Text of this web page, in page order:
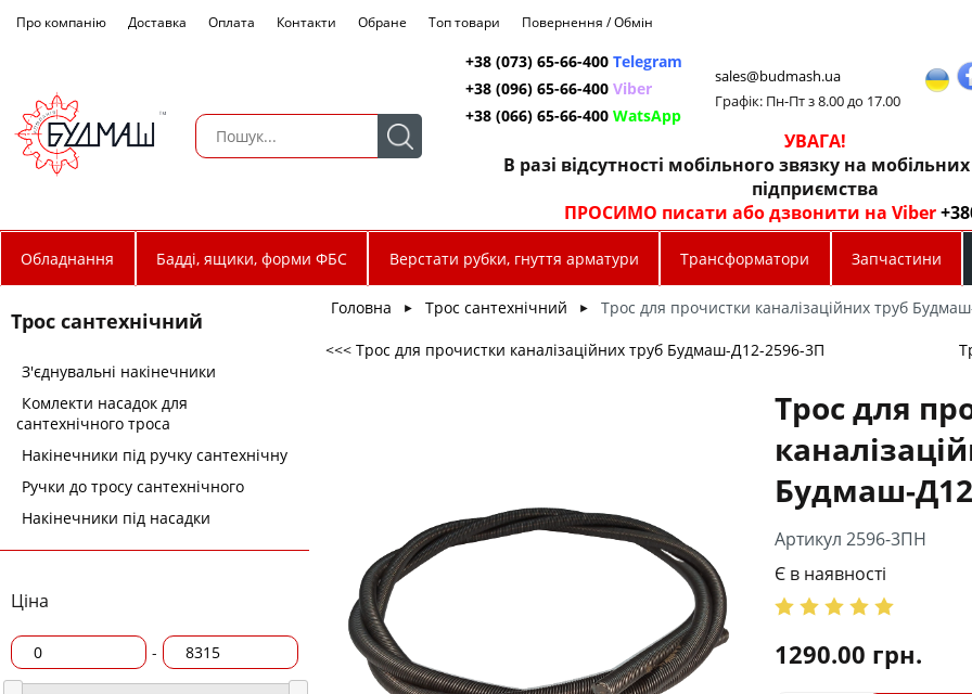
Про компанію Доставка Оплата Контакти Обране Топ товари Повернення / Обмін
+38 (073) 65-66-400 Telegram
+38 (096) 65-66-400 Viber
+38 (066) 65-66-400 WatsApp
sales@budmash.ua
Графік: Пн-Пт з 8.00 до 17.00
УВАГА!
В разі відсутності мобільного звязку на
підприємства
ПРОСИМО писати або дзвонити на Viber
Обладнання Бадді, ящики, форми ФБС Верстати рубки, гнуття арматури Трансформатори Запчастини
Трос сантехнічний
З'єднувальні накінечники
Комлекти насадок для
сантехнічного троса
Накінечники під ручку сантехнічну
Ручки до тросу сантехнічного
Накінечники під насадки
Ціна
-
Головна ► Трос сантехнічний ► Трос для прочистки каналізаційних труб
<<< Трос для прочистки каналізаційних труб Будмаш-Д12-2596-3П
Трос для
Будмаш-
Артикул 2596-3ПН
Є в наявності
1290.00 грн.